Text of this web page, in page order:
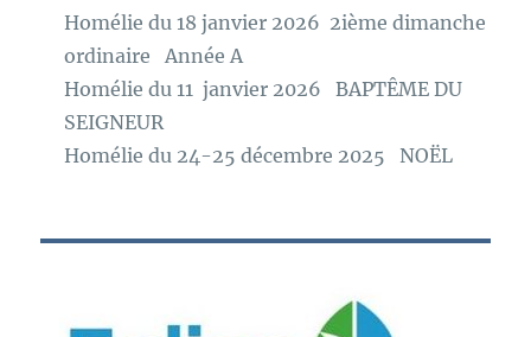
Homélie du 18 janvier 2026 2ième dimanche
ordinaire Année A
Homélie du 11 janvier 2026 BAPTÊME DU
SEIGNEUR
Homélie du 24-25 décembre 2025 NOËL